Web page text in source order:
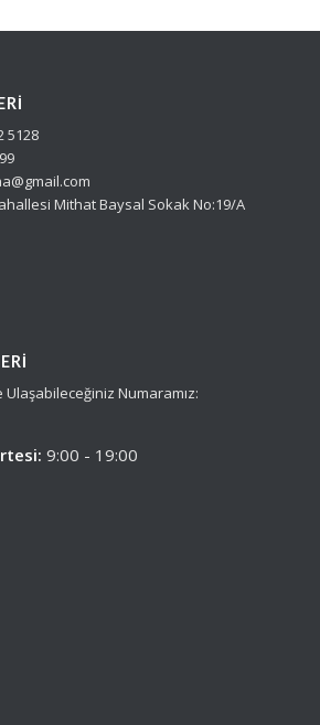
5128
Mithat Baysal Sokak No:19/A
Numaramız:
9:00 - 19:00